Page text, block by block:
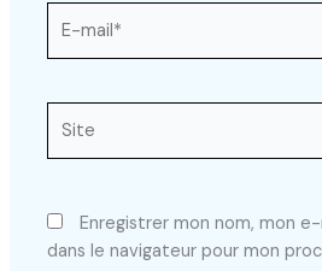
mail*
Enregistrer mon nom, mon
dans le navigateur pour mon